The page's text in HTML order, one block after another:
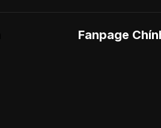
Fanpage